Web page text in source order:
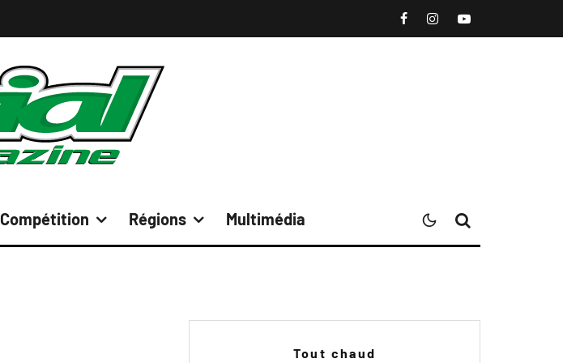
Compétition Régions Multimédia
Tout chaud